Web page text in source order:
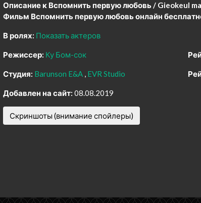
Описание к Вспомнить первую любовь / Gieokeul
Фильм Вспомнить первую любовь онлайн
В ролях: Показать актеров
Режиссер: Ку Бом-сок
Студия: Barunson E&A EVR Studio
Добавлен на сайт: 08.08.2019
Скриншоты (внимание спойлеры)